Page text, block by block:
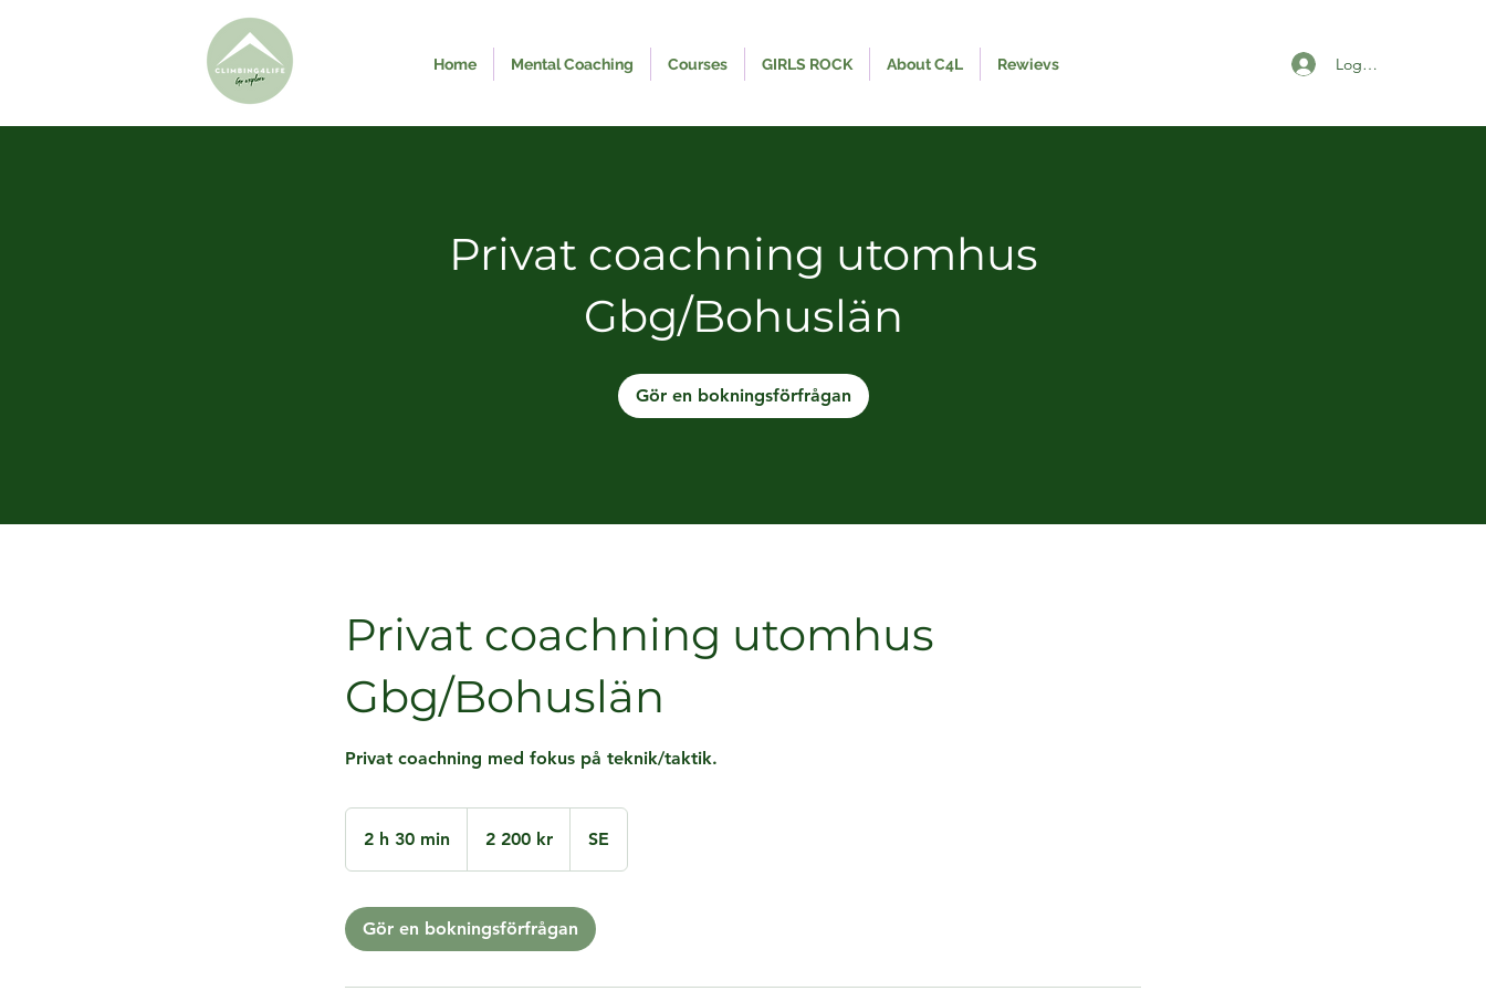
Home Mental Coaching Courses GIRLS ROCK About C4L Rewievs Logga in
Privat coachning utomhus
Gbg/Bohuslän
Gör en bokningsförfrågan
Privat coachning utomhus
Gbg/Bohuslän
Privat coachning med fokus på teknik/taktik.
2 h 30 min
h
kronor2 200 kr SE
Gör en bokningsförfrågan